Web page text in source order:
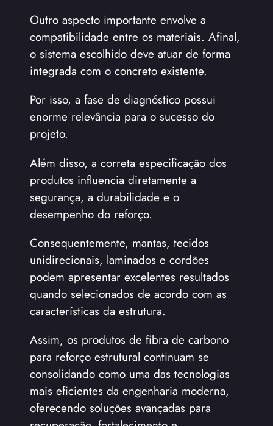
Outro aspecto importante envolve a
compatibilidade entre os materiais. Afinal,
o sistema escolhido deve atuar de forma
integrada com o concreto existente.
Por isso, a fase de diagnóstico possui
enorme relevância para o sucesso do
projeto.
Além disso, a correta especificação dos
produtos influencia diretamente a
segurança, a durabilidade e o
desempenho do reforço.
Consequentemente, mantas, tecidos
unidirecionais, laminados e cordões
podem apresentar excelentes resultados
quando selecionados de acordo com as
características da estrutura.
Assim, os produtos de fibra de carbono
para reforço estrutural continuam se
consolidando como uma das tecnologias
mais eficientes da engenharia moderna,
oferecendo soluções avançadas para